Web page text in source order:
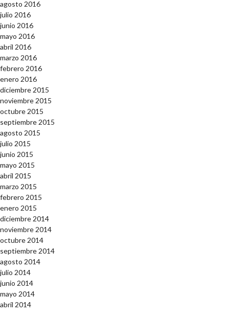
agosto 2016
julio 2016
junio 2016
mayo 2016
abril 2016
marzo 2016
febrero 2016
enero 2016
diciembre 2015
noviembre 2015
octubre 2015
septiembre 2015
agosto 2015
julio 2015
junio 2015
mayo 2015
abril 2015
marzo 2015
febrero 2015
enero 2015
diciembre 2014
noviembre 2014
octubre 2014
septiembre 2014
agosto 2014
julio 2014
junio 2014
mayo 2014
abril 2014